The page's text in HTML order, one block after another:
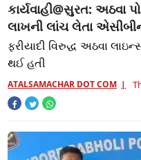
કાર્યવાહી@સુરત: અઠવા
લાખની લાંચ લેતા
ફરીયાદી વિરુદ્ધ અઠવા
થઈ હતી
ATALSAMACHAR DOT COM